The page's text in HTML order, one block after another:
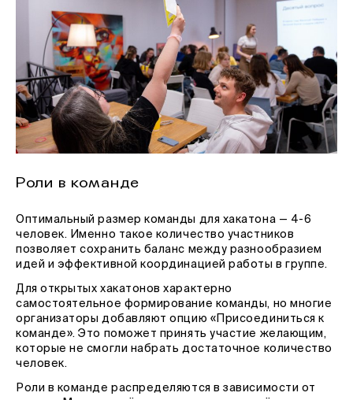
Роли в команде
Оптимальный размер команды для хакатона — 4-6
человек. Именно такое количество участников
позволяет сохранить баланс между разнообразием
идей и эффективной координацией работы в группе.
Для открытых хакатонов характерно
самостоятельное формирование команды, но многие
организаторы добавляют опцию «Присоединиться к
команде». Это поможет принять участие желающим,
которые не смогли набрать достаточное количество
человек.
Роли в команде распределяются в зависимости от